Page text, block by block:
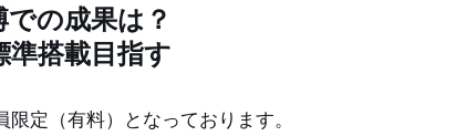
の成果は？
搭載目指す
定（有料）となっております。